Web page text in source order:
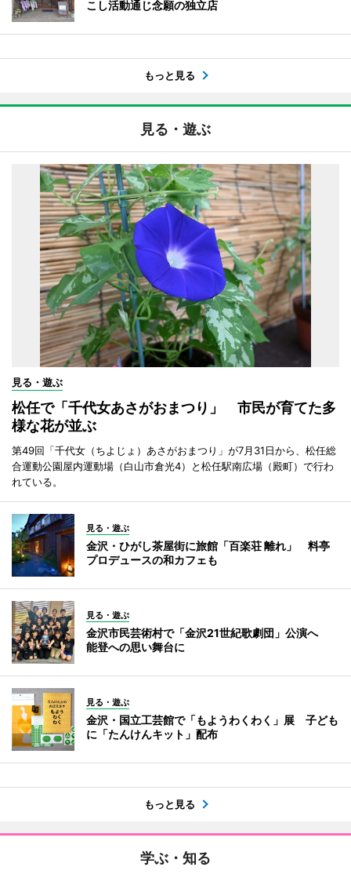
こし活動通じ念願の独立店
もっと見る
見る・遊ぶ
見る・遊ぶ
松任で「千代女あさがおまつり」 市民が育てた多
様な花が並ぶ
第49回「千代女（ちよじょ）あさがおまつり」が7月31日から、松任総
合運動公園屋内運動場（白山市倉光4）と松任駅南広場（殿町）で行わ
れている。
見る・遊ぶ
金沢・ひがし茶屋街に旅館「百楽荘 離れ」 料亭
プロデュースの和カフェも
見る・遊ぶ
金沢市民芸術村で「金沢21世紀歌劇団」公演へ
能登への思い舞台に
見る・遊ぶ
金沢・国立工芸館で「もようわくわく」展 子ども
に「たんけんキット」配布
もっと見る
学ぶ・知る